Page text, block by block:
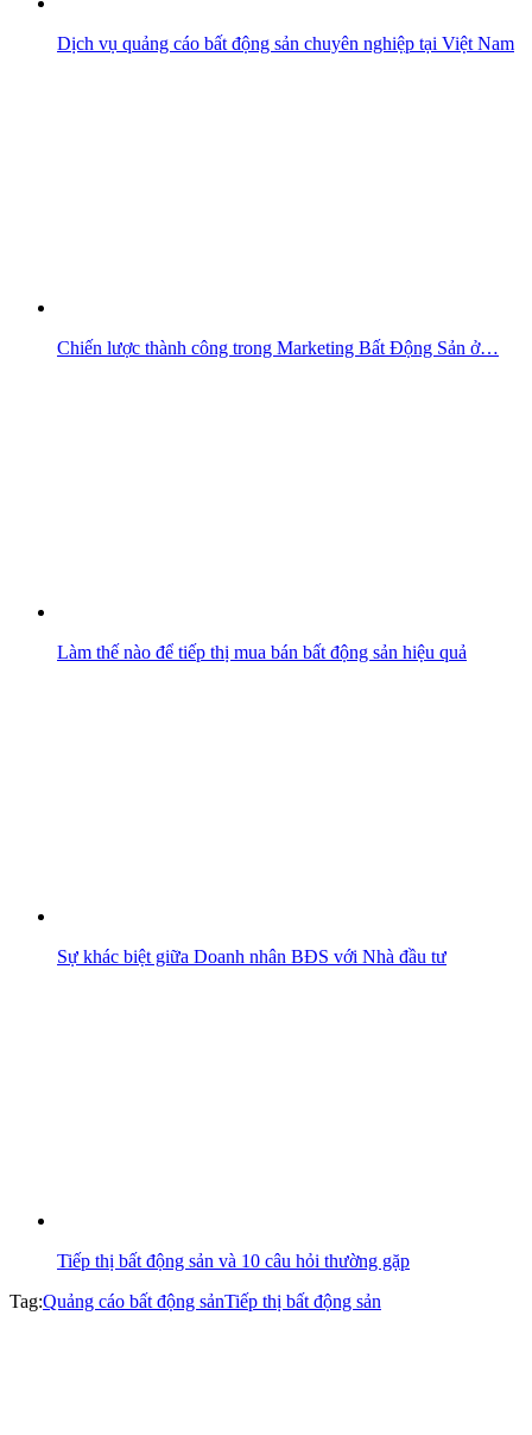
Dịch vụ quảng cáo bất động sản chuyên nghiệp tại Việt Nam
Chiến lược thành công trong Marketing Bất Động Sản ở…
Làm thế nào để tiếp thị mua bán bất động sản hiệu quả
Sự khác biệt giữa Doanh nhân BĐS với Nhà đầu tư
Tiếp thị bất động sản và 10 câu hỏi thường gặp
Tag:Quảng cáo bất động sảnTiếp thị bất động sản